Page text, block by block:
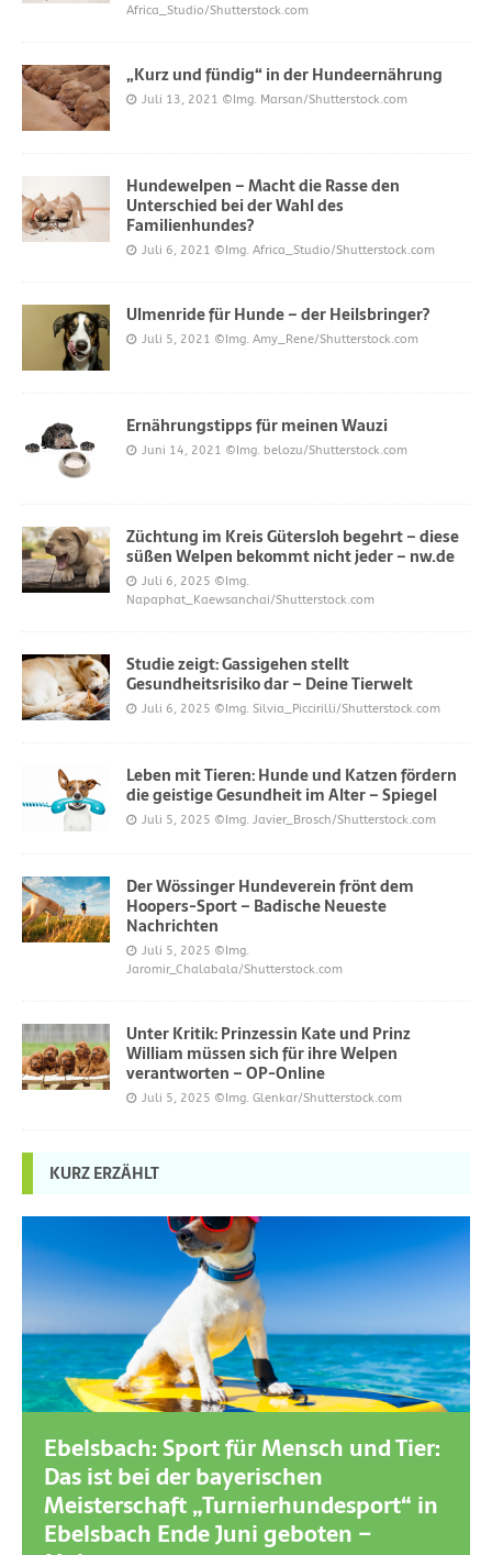
Africa_Studio/Shutterstock.com
„Kurz und fündig“ in der Hundeernährung
Juli 13, 2021 ©Img. Marsan/Shutterstock.com
Hundewelpen – Macht die Rasse den
Unterschied bei der Wahl des
Familienhundes?
Juli 6, 2021 ©Img. Africa_Studio/Shutterstock.com
Ulmenride für Hunde – der Heilsbringer?
Juli 5, 2021 ©Img. Amy_Rene/Shutterstock.com
Ernährungstipps für meinen Wauzi
Juni 14, 2021 ©Img. belozu/Shutterstock.com
Züchtung im Kreis Gütersloh begehrt – diese
süßen Welpen bekommt nicht jeder – nw.de
Juli 6, 2025 ©Img.
Napaphat_Kaewsanchai/Shutterstock.com
Studie zeigt: Gassigehen stellt
Gesundheitsrisiko dar – Deine Tierwelt
Juli 6, 2025 ©Img. Silvia_Piccirilli/Shutterstock.com
Leben mit Tieren: Hunde und Katzen fördern
die geistige Gesundheit im Alter – Spiegel
Juli 5, 2025 ©Img. Javier_Brosch/Shutterstock.com
Der Wössinger Hundeverein frönt dem
Hoopers-Sport – Badische Neueste
Nachrichten
Juli 5, 2025 ©Img.
Jaromir_Chalabala/Shutterstock.com
Unter Kritik: Prinzessin Kate und Prinz
William müssen sich für ihre Welpen
verantworten – OP-Online
Juli 5, 2025 ©Img. Glenkar/Shutterstock.com
KURZ ERZÄHLT
Ebelsbach: Sport für Mensch und Tier:
Das ist bei der bayerischen
Meisterschaft „Turnierhundesport“ in
Ebelsbach Ende Juni geboten –